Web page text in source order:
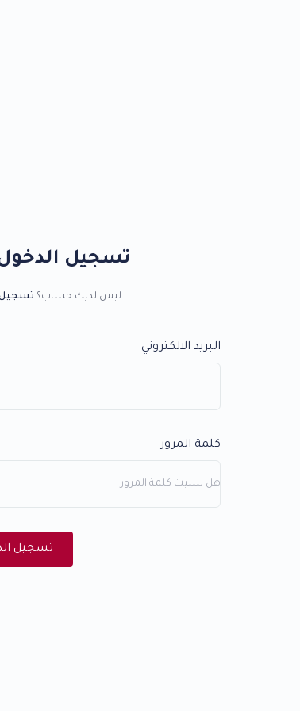
تسجيل
ليس لديك حساب؟
البريد الالكتروني
كلمة المرور
هل نسيت كلمة المرور
تسجيل